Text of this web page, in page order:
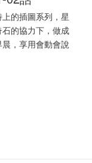
的插圖系列，星
的協力下，做成
，享用會動會說